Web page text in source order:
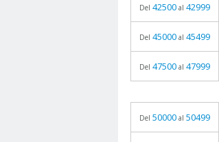
Del 42500 al 42999
Del 45000 al 45499
Del 47500 al 47999
Del 50000 al 50499